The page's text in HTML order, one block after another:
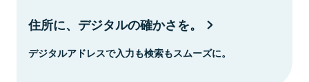
住所に、デジタルの確かさを。
デジタルアドレスで入力も検索もスムーズに。